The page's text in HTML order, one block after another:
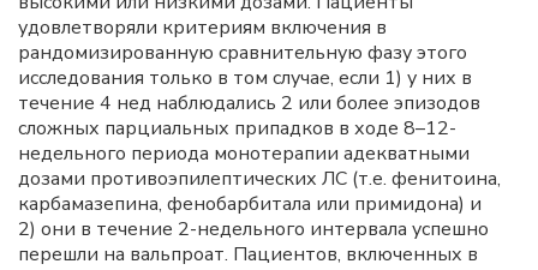
удовлетворяли критериям включения в
рандомизированную сравнительную фазу этого
исследования только в том случае, если 1) у них в
течение 4 нед наблюдались 2 или более эпизодов
сложных парциальных припадков в ходе 8–12-
недельного периода монотерапии адекватными
дозами противоэпилептических ЛС (т.е. фенитоина,
карбамазепина, фенобарбитала или примидона) и
2) они в течение 2-недельного интервала успешно
перешли на вальпроат. Пациентов, включенных в